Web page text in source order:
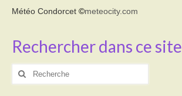
Météo Condorcet ©meteocity.com
Rechercher dans ce site
Rechercher